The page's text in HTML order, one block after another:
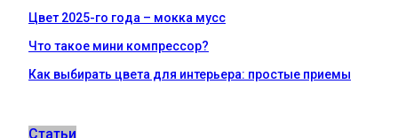
Цвет 2025-го года – мокка мусс
Что такое мини компрессор?
Как выбирать цвета для интерьера: простые приемы
Статьи